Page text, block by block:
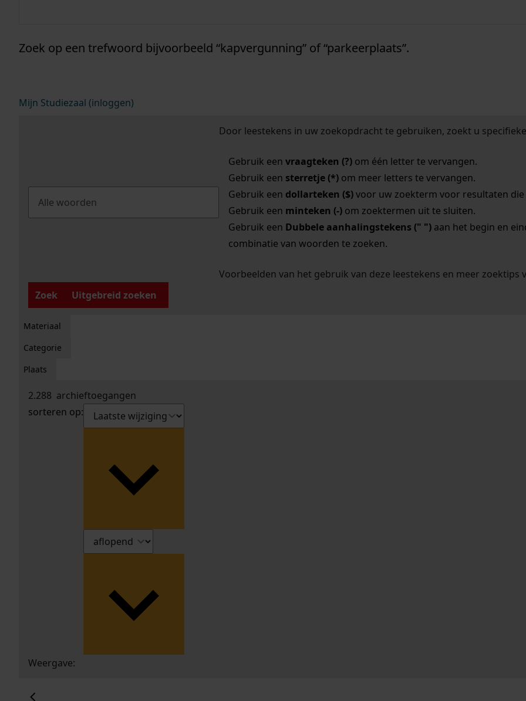
Zoek op een trefwoord bijvoorbeeld “kapvergunning” of “parkeerplaats”.
Mijn Studiezaal (inloggen)
Door leestekens in uw zoekopdracht te gebruiken, zoekt u
Gebruik een vraagteken (?)om één letter te vervangen.
Gebruik een sterretje (*)om meer letters te vervangen.
Gebruik een dollarteken ($)voor uw zoekterm voor resultaten die
Gebruik een minteken (-)om zoektermen uit te sluiten.
Gebruik een Dubbele aanhalingstekens (" ")aan het begin en
combinatie van woorden te zoeken.
Voorbeelden van het gebruik van deze leestekens en meer zoektips
Zoek
Uitgebreid zoeken
Materiaal
Categorie
Plaats
2.288 archieftoegangen
sorteren op:
Weergave: